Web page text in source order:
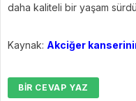
daha kaliteli bir yaşam
Kaynak: Akciğer
BIR CEVAP YAZ